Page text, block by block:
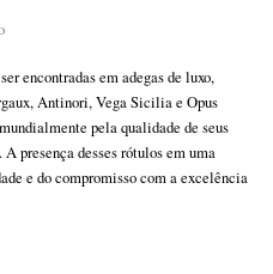
encontradas em adegas de luxo,
Antinori, Vega Sicilia e Opus
pela qualidade de seus
presença desses rótulos em uma
e do compromisso com a excelência